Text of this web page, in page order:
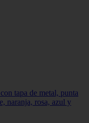
tapa de metal, punta
naranja, rosa, azul y